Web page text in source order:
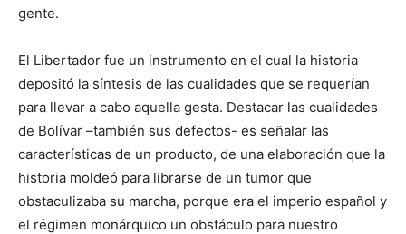
gente.
El Libertador fue un instrumento en el cual la historia
depositó la síntesis de las cualidades que se requerían
para llevar a cabo aquella gesta. Destacar las cualidades
de Bolívar –también sus defectos- es señalar las
características de un producto, de una elaboración que la
historia moldeó para librarse de un tumor que
obstaculizaba su marcha, porque era el imperio español y
el régimen monárquico un obstáculo para nuestro